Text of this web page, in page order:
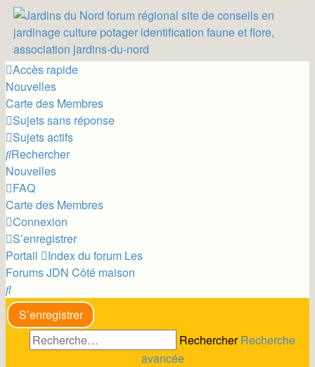
Accès rapide
Nouvelles
Carte des Membres
Sujets sans réponse
Sujets actifs
Rechercher
Nouvelles
FAQ
Carte des Membres
Connexion
S’enregistrer
Portail
Index du forum Les
Forums JDN Côté maison
Rechercher
S’enregistrer
RechercherRecherche
avancée